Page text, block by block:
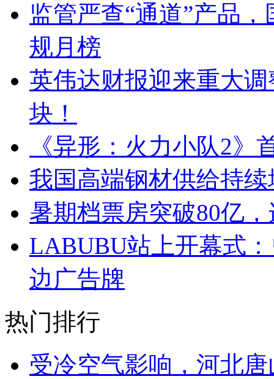
监管严查“通道”产品
规月榜
英伟达财报迎来重大
块！
《异形：火力小队2
我国高端钢材供给持续
暑期档票房突破80亿
LABUBU站上开幕式
边广告牌
热门排行
受冷空气影响，河北